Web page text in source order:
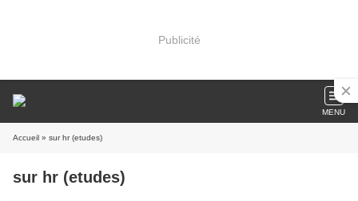
Publicité
MENU
Accueil » sur hr (etudes)
sur hr (etudes)